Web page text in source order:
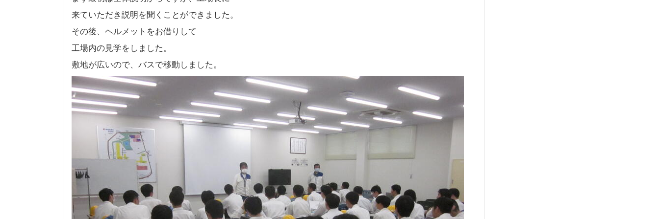
来ていただき説明を聞くことができました。
その後、ヘルメットをお借りして
工場内の見学をしました。
敷地が広いので、バスで移動しました。